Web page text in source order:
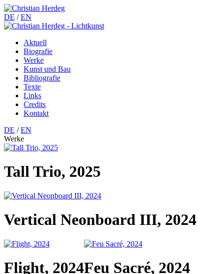
DE /EN
Aktuell
Biografie
Werke
Kunst und Bau
Bibliografie
Texte
Links
Credits
Kontakt
DE /EN
Werke
Tall Trio, 2025
Vertical Neonboard III, 2024
Flight, 2024Feu Sacré, 2024